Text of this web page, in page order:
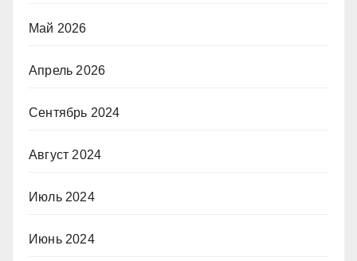
Май 2026
Апрель 2026
Сентябрь 2024
Август 2024
Июль 2024
Июнь 2024